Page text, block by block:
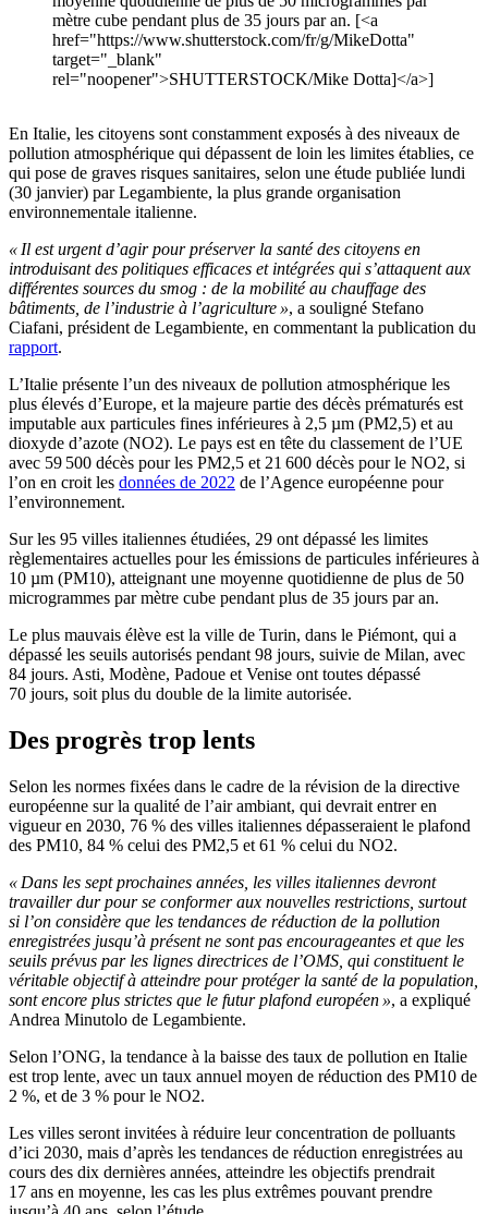
mètre cube pendant plus de 35 jours par an. [<a
href="https://www.shutterstock.com/fr/g/MikeDotta"
target="_blank"
rel="noopener">SHUTTERSTOCK/Mike Dotta]</a>]
En Italie, les citoyens sont constamment exposés à des niveaux de
pollution atmosphérique qui dépassent de loin les limites établies, ce
qui pose de graves risques sanitaires, selon une étude publiée lundi
(30 janvier) par Legambiente, la plus grande organisation
environnementale italienne.
« Il est urgent d’agir pour préserver la santé des citoyens en
introduisant des politiques efficaces et intégrées qui s’attaquent aux
différentes sources du smog : de la mobilité au chauffage des
bâtiments, de l’industrie à l’agriculture », a souligné Stefano
Ciafani, président de Legambiente, en commentant la publication du
rapport.
L’Italie présente l’un des niveaux de pollution atmosphérique les
plus élevés d’Europe, et la majeure partie des décès prématurés est
imputable aux particules fines inférieures à 2,5 µm (PM2,5) et au
dioxyde d’azote (NO2). Le pays est en tête du classement de l’UE
avec 59 500 décès pour les PM2,5 et 21 600 décès pour le NO2, si
l’on en croit les données de 2022 de l’Agence européenne pour
l’environnement.
Sur les 95 villes italiennes étudiées, 29 ont dépassé les limites
règlementaires actuelles pour les émissions de particules inférieures à
10 µm (PM10), atteignant une moyenne quotidienne de plus de 50
microgrammes par mètre cube pendant plus de 35 jours par an.
Le plus mauvais élève est la ville de Turin, dans le Piémont, qui a
dépassé les seuils autorisés pendant 98 jours, suivie de Milan, avec
84 jours. Asti, Modène, Padoue et Venise ont toutes dépassé
70 jours, soit plus du double de la limite autorisée.
Des progrès trop lents
Selon les normes fixées dans le cadre de la révision de la directive
européenne sur la qualité de l’air ambiant, qui devrait entrer en
vigueur en 2030, 76 % des villes italiennes dépasseraient le plafond
des PM10, 84 % celui des PM2,5 et 61 % celui du NO2.
« Dans les sept prochaines années, les villes italiennes devront
travailler dur pour se conformer aux nouvelles restrictions, surtout
si l’on considère que les tendances de réduction de la pollution
enregistrées jusqu’à présent ne sont pas encourageantes et que les
seuils prévus par les lignes directrices de l’OMS, qui constituent le
véritable objectif à atteindre pour protéger la santé de la population,
sont encore plus strictes que le futur plafond européen », a expliqué
Andrea Minutolo de Legambiente.
Selon l’ONG, la tendance à la baisse des taux de pollution en Italie
est trop lente, avec un taux annuel moyen de réduction des PM10 de
2 %, et de 3 % pour le NO2.
Les villes seront invitées à réduire leur concentration de polluants
d’ici 2030, mais d’après les tendances de réduction enregistrées au
cours des dix dernières années, atteindre les objectifs prendrait
17 ans en moyenne, les cas les plus extrêmes pouvant prendre